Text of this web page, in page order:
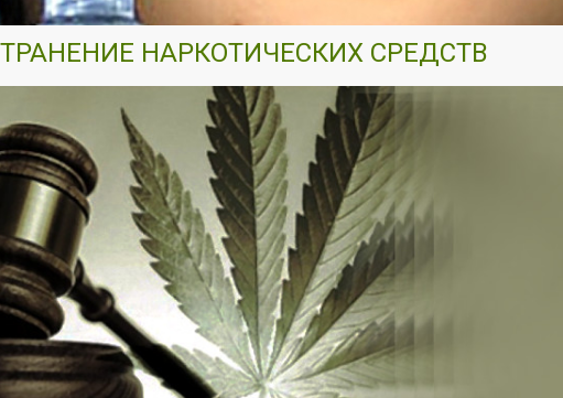
НАРКОТИЧЕСКИХ СРЕДСТВ